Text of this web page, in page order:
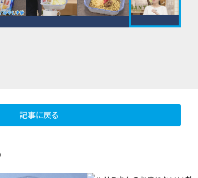
記事に戻る